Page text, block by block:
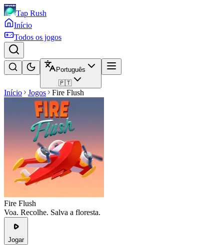
Tap Rush
Início
Todos os jogos
Português
🇵🇹
Início Jogos Fire Flush
Fire Flush
Voa. Recolhe. Salva a floresta.
Jogar